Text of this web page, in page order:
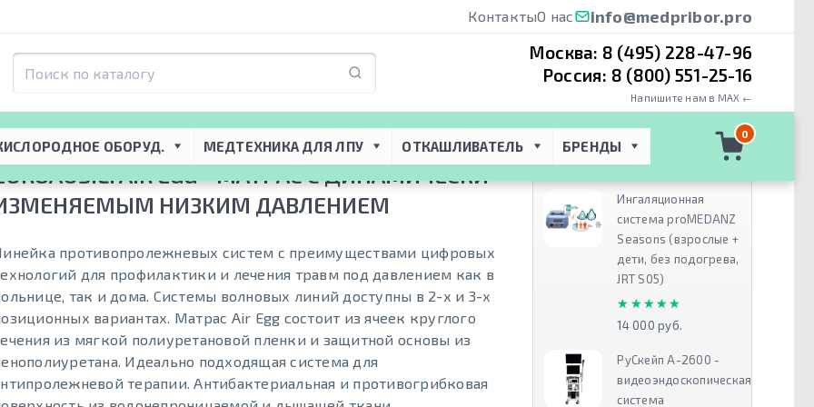
КонтактыО нас info@medpribor.pro
Москва: 8 (495) 228-47-96
Россия: 8 (800) 551-25-16
Напишите нам в MAX ←
ОБОРУД. МЕДТЕХНИКА ДЛЯ ЛПУ ОТКАШЛИВАТЕЛЬ БРЕНДЫ
0
давлением
AIR EGG - МАТРАС С ДИНАМИЧЕСКИ
НИЗКИМ ДАВЛЕНИЕМ
противопролежневых систем с преимуществами цифровых
для профилактики и лечения травм под давлением как в
так и дома. Системы волновых линий доступны в 2-х и 3-х
вариантах. Матрас Air Egg состоит из ячеек круглого
из мягкой полиуретановой пленки и защитной основы из
Идеально подходящая система для
терапии. Антибактериальная и противогрибковая
Рекомендуем
Ингаляционная
система proMEDANZ
Seasons (взрослые +
дети, без подогрева,
JRT S05)
★★★★★
★★★★★
14 000 руб.
РуСкейп А-2600 -
видеоэндоскопическая
система